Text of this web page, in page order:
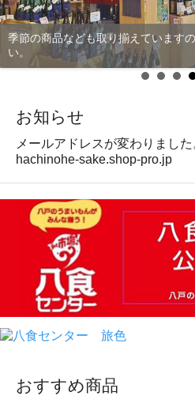
季節の商品なども取り揃えています
い。
お知らせ
メールアドレスが変わり
hachinohe-sake.shop-pro.jp
おすすめ商品